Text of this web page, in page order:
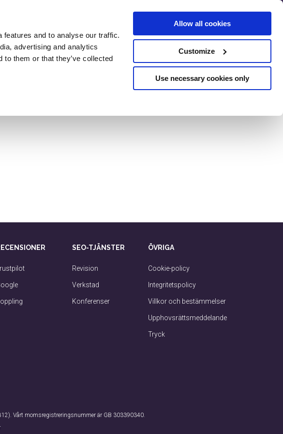
and to analyse our traffic.
advertising and analytics
to them or that they’ve collected
Allow all cookies
Customize
Use necessary cookies only
Resurser
Förhandsbedömning
av SEO
SEO-TJÄNSTER
Revision
Verkstad
Konferenser
ÖVRIGA
Cookie-policy
Integritetspolicy
Villkor och bestämmelser
Upphovsrättsmeddelande
Tryck
Vårt momsregistreringsnummer är GB 303390340.